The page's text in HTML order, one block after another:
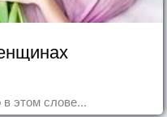
этом слове...